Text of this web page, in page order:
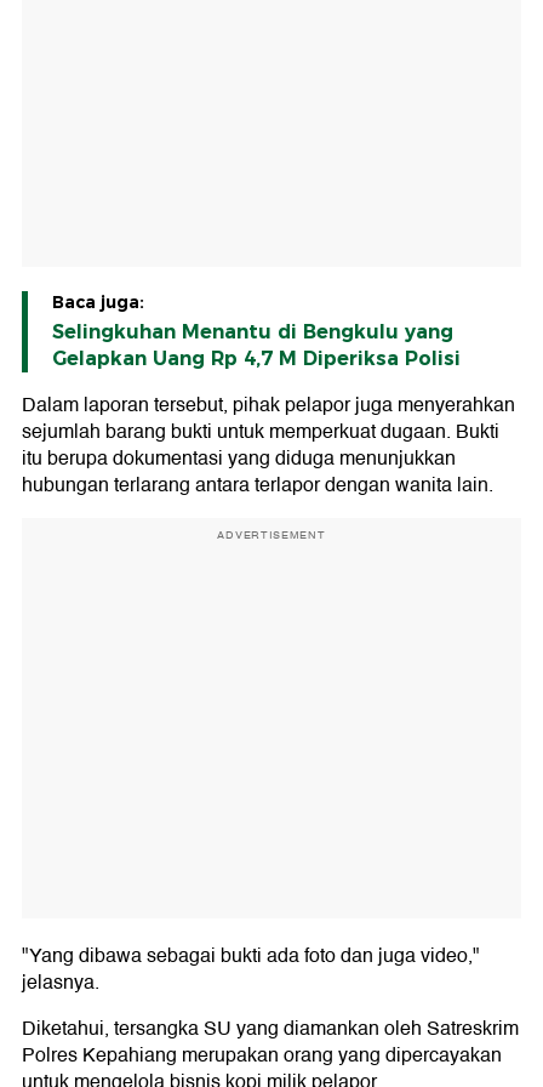
Baca juga:
Selingkuhan Menantu di Bengkulu yang
Gelapkan Uang Rp 4,7 M Diperiksa Polisi
Dalam laporan tersebut, pihak pelapor juga menyerahkan
sejumlah barang bukti untuk memperkuat dugaan. Bukti
itu berupa dokumentasi yang diduga menunjukkan
hubungan terlarang antara terlapor dengan wanita lain.
ADVERTISEMENT
"Yang dibawa sebagai bukti ada foto dan juga video,"
jelasnya.
Diketahui, tersangka SU yang diamankan oleh Satreskrim
Polres Kepahiang merupakan orang yang dipercayakan